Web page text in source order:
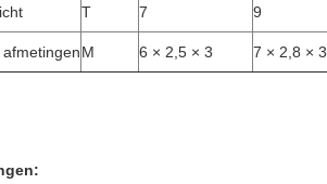
T 7 9
M 6 × 2,5 × 3 7 × 2,8 × 3